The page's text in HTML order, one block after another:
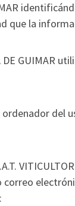
que la
DE
ordenador